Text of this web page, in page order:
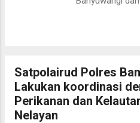
normal dan
yang diprotoli,
setelah
Hutan dan
Pemangkuan
Nasional Alas
pada Rabu (27/
Satpolairud Polres
Lakukan koordinasi
Perikanan dan
Nelayan